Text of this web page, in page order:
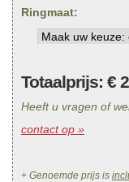
Ringmaat:
Totaalprijs: €
Heeft u vragen of
contact op »
+ Genoemde prijs is